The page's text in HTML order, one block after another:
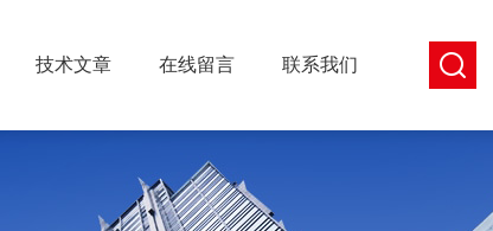
技术文章 在线留言 联系我们